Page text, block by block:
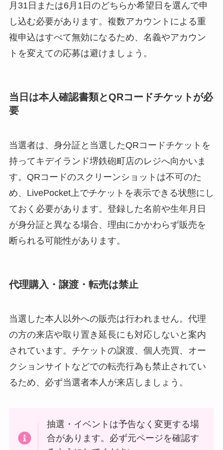
月31日または6月1日のどちらか希望日を選んで申
し込む必要があります。複数アカウントによる重
複申込はすべて無効になるため、名義やアカウン
トを変えての応募は避けましょう。
当日は本人確認書類とQRコードチケットが必
要
当選者は、身分証と当選したQRコードチケットを
持ってキデイランド堺鉄砲町店のレジへ向かいま
す。QRコードのスクリーンショットは不可のた
め、LivePocket上でチケットを表示できる状態にし
ておく必要があります。登録した名前や生年月日
が身分証と異なる場合、理由にかかわらず販売を
断られる可能性があります。
代理購入・譲渡・転売は禁止
当選した本人以外への販売は行われません。代理
の方の来店や取り置き延長にも対応しないと案内
されています。チケットの譲渡、個人売買、オー
クションサイトなどでの転売行為も禁止されてい
るため、必ず当選者本人が来店しましょう。
抽選・イベントは予告なく変更する場
合があります。必ず元ページを確認す